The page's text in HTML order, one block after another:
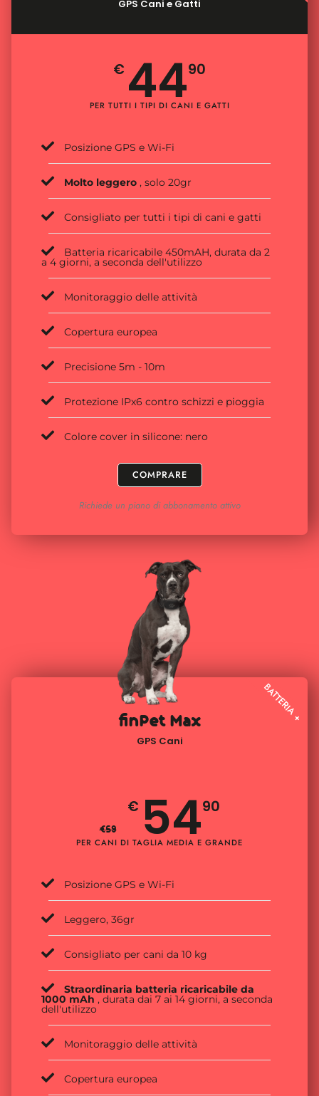
GPS Cani e Gatti
€ 4490
PER TUTTI I TIPI DI CANI E GATTI
Posizione GPS e Wi-Fi
Molto leggero, solo 20gr
Consigliato per tutti i tipi di cani e gatti
Batteria ricaricabile 450mAH, durata da 2
a 4 giorni, a seconda dell'utilizzo
Monitoraggio delle attività
Copertura europea
Precisione 5m - 10m
Protezione IPx6 contro schizzi e pioggia
Colore cover in silicone: nero
COMPRARE
Richiede un piano di abbonamento attivo
finPet Max
GPS Cani
€59
€ 5490
PER CANI DI TAGLIA MEDIA E GRANDE
Posizione GPS e Wi-Fi
Leggero, 36gr
Consigliato per cani da 10 kg
Straordinaria batteria ricaricabile da
1000 mAh , durata dai 7 ai 14 giorni, a seconda
dell'utilizzo
Monitoraggio delle attività
Copertura europea
BATTERIA +